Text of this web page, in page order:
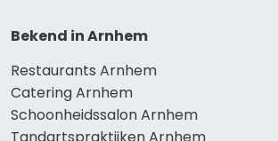
Bekend in Arnhem
Restaurants Arnhem
Catering Arnhem
Schoonheidssalon Arnhem
Tandartspraktijken Arnhem